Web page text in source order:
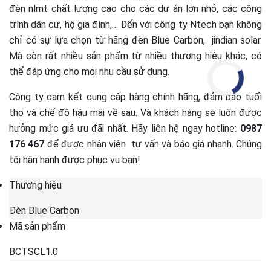
đèn nlmt chất lượng cao cho các dự án lớn nhỏ, các công
trình dân cư, hộ gia đình,… Đến với công ty Ntech bạn không
chỉ có sự lựa chọn từ hãng đèn Blue Carbon, jindian solar.
Mà còn rất nhiều sản phẩm từ nhiều thương hiệu khác, có
thể đáp ứng cho mọi nhu cầu sử dụng.
Công ty cam kết cung cấp hàng chính hãng, đảm bảo tuổi
thọ và chế độ hậu mãi về sau. Và khách hàng sẽ luôn được
hưởng mức giá ưu đãi nhất. Hãy liên hệ ngay hotline: 0987
176 467 để được nhân viên tư vấn và báo giá nhanh. Chúng
tôi hân hạnh được phục vụ bạn!
Thương hiệu
Đèn Blue Carbon
Mã sản phẩm
BCTSCL1.0